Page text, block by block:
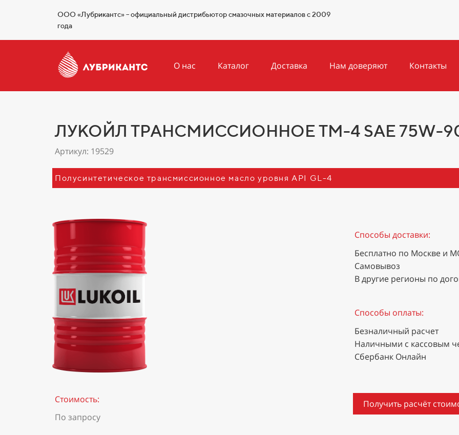
ООО «Лубрикантс» – официальный дистрибьютор смазочных материалов с 2009
года
О нас Каталог Доставка Нам доверяют Контакты
ЛУКОЙЛ ТРАНСМИССИОННОЕ ТМ-4 SAE 75W-
Артикул: 19529
Полусинтетическое трансмиссионное масло уровня API GL-4
Способы доставки:
Бесплатно по Москве и
Самовывоз
В другие регионы по
Способы оплаты:
Безналичный расчет
Наличными с кассовым
Сбербанк Онлайн
Стоимость:
По запросу
Получить расчёт